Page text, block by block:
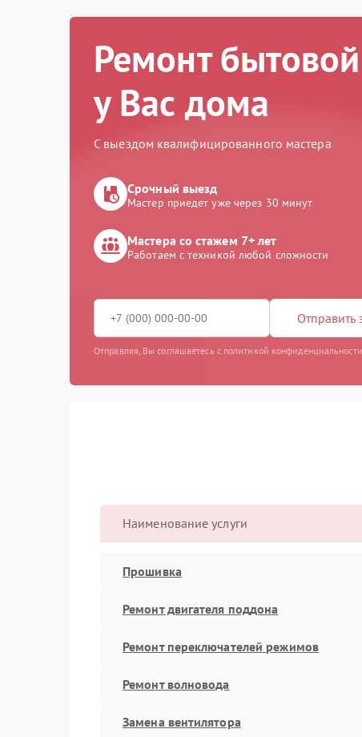
Ремонт
у Вас дома
С выездом квалифицированного мастера
Срочный выезд
Мастер приедет уже через 30 минут
Мастера со стажем 7+ лет
Работаем с техникой любой сложности
Отправить
Отправляя, Вы соглашаетесь с политикой конфиденциальности
Наименование услуги
Прошивка
Ремонт двигателя поддона
Ремонт переключателей режимов
Ремонт волновода
Замена вентилятора